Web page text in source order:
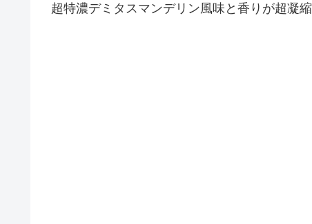
超特濃デミタスマンデリン風味と香りが超凝縮